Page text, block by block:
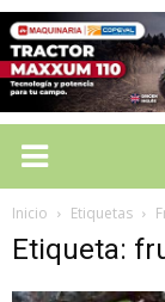
Inicio Etiquetas
Etiqueta: